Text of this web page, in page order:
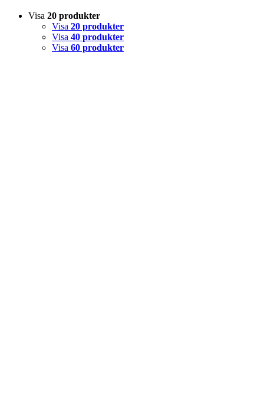
Visa 20 produkter
Visa 20 produkter
Visa 40 produkter
Visa 60 produkter